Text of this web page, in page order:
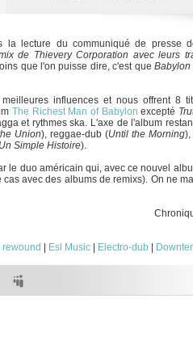
lecture du communiqué de presse
de Thievery Corporation avec leurs
que l'on puisse dire, c'est que
influences et nous offrent 8
The Richest Man of Babylon excepté
et rythmes ska. L'axe de l'album
Union), reggae-dub (Until the Morning),
Un Simple Histoire).
le duo américain qui, avec ce nouvel
avec des albums de remixs). On ne
rewound Esl Music| Electro-dub|